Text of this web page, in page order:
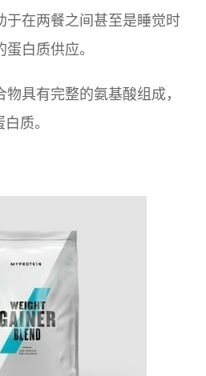
于在两餐之间甚至是睡觉时
白质供应。
具有完整的氨基酸组成，
质。